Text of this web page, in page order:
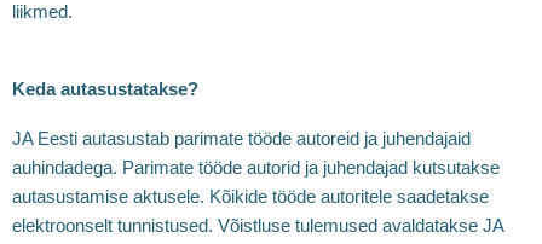
liikmed.
Keda autasustatakse?
JA Eesti autasustab parimate tööde autoreid ja juhendajaid
auhindadega. Parimate tööde autorid ja juhendajad kutsutakse
autasustamise aktusele. Kõikide tööde autoritele saadetakse
elektroonselt tunnistused. Võistluse tulemused avaldatakse JA